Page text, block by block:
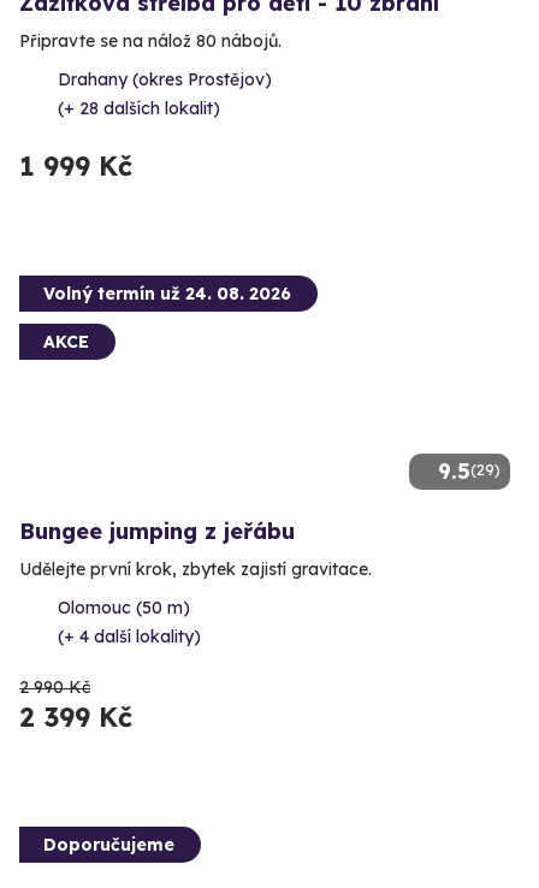
Připravte se na nálož 80 nábojů.
Drahany (okres Prostějov)
(+ 28 dalších lokalit)
1 999 Kč
9.5(29)
Volný termín už 24. 08. 2026
AKCE
Bungee jumping z jeřábu
Udělejte první krok, zbytek zajistí gravitace.
Olomouc (50 m)
(+ 4 další lokality)
2 990 Kč
2 399 Kč
Doporučujeme